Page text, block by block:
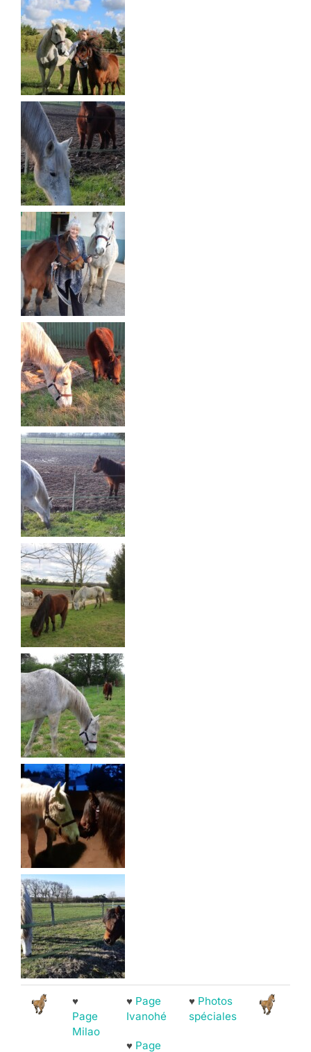
♥
Page
Milao
♥ Page
Ivanohé
♥ Page
♥ Photos
spéciales